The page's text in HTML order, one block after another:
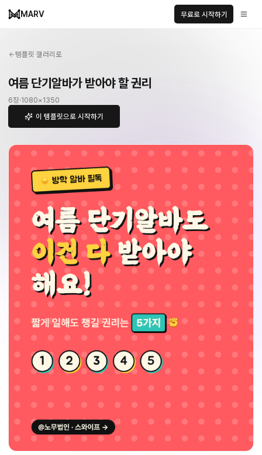
MARV 무료로 시작하기
템플릿 갤러리로
여름 단기알바가 받아야 할 권리
6장·1080×1350
이 템플릿으로 시작하기